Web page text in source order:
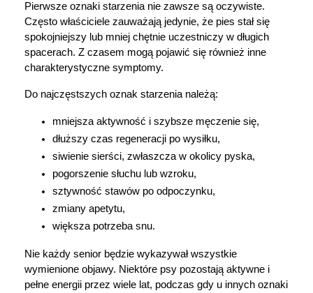
Pierwsze oznaki starzenia nie zawsze są oczywiste.
Często właściciele zauważają jedynie, że pies stał się
spokojniejszy lub mniej chętnie uczestniczy w długich
spacerach. Z czasem mogą pojawić się również inne
charakterystyczne symptomy.
Do najczęstszych oznak starzenia należą:
mniejsza aktywność i szybsze męczenie się,
dłuższy czas regeneracji po wysiłku,
siwienie sierści, zwłaszcza w okolicy pyska,
pogorszenie słuchu lub wzroku,
sztywność stawów po odpoczynku,
zmiany apetytu,
większa potrzeba snu.
Nie każdy senior będzie wykazywał wszystkie
wymienione objawy. Niektóre psy pozostają aktywne i
pełne energii przez wiele lat, podczas gdy u innych oznaki